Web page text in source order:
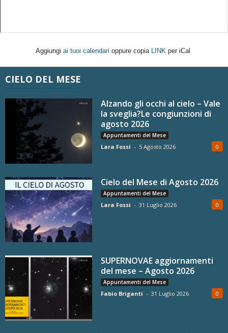
Aggiungi ai tuoi calendari oppure copia LINK per iCal
CIELO DEL MESE
Alzando gli occhi al cielo – Vale
la sveglia?Le congiunzioni di
agosto 2026
Appuntamenti del Mese
Lara Fossi - 5 Agosto 2026 0
Cielo del Mese di Agosto 2026
Appuntamenti del Mese
Lara Fossi - 31 Luglio 2026 0
SUPERNOVAE aggiornamenti
del mese – Agosto 2026
Appuntamenti del Mese
Fabio Briganti - 31 Luglio 2026 0